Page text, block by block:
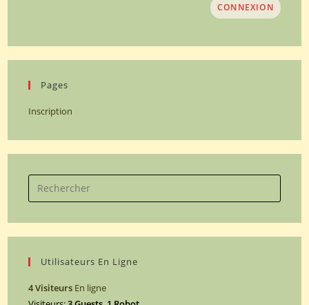
CONNEXION
Pages
Inscription
Utilisateurs En Ligne
4 Visiteurs En ligne